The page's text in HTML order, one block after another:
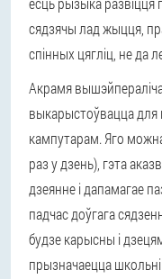
сядзячы лад жыцця,
спінных цягліц, не да
Акрамя
выкарыстоўвацца
кампутарам. Яго
раз у дзень), гэта
дзеянне і дапамагае
падчас доўгага
будзе карысны і
прызначаецца